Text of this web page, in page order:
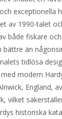
exceptionella
av 1990-talet
både fiskare
bättre än
tidlösa
modern
England,
vilket
historiska